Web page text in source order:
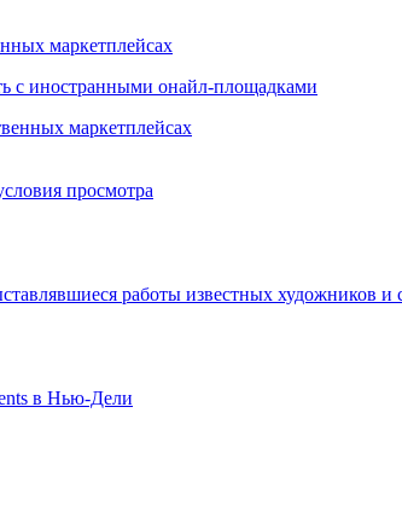
маркетплейсах
с иностранными онайл-площадками
просмотра
работы известных художников
в Нью-Дели